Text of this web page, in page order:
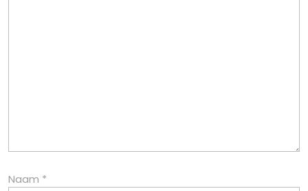
Naam *